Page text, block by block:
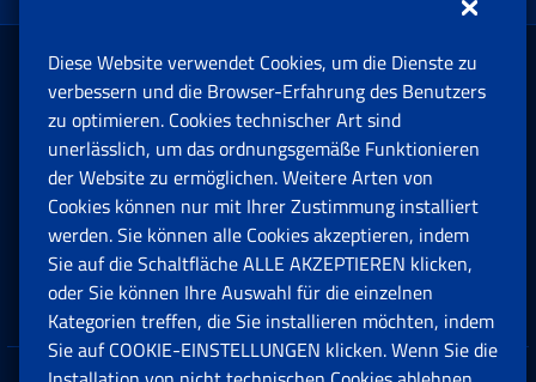
Rente und Sozialversicherung
Arbeit
Beihilfen, Subventionen und Entschädigungen
Unternehmen und Freiberufler
Diese Website verwendet Cookies, um die Dienste zu
verbessern und die Browser-Erfahrung des Benutzers
zu optimieren. Cookies technischer Art sind
unerlässlich, um das ordnungsgemäße Funktionieren
der Website zu ermöglichen. Weitere Arten von
Cookies können nur mit Ihrer Zustimmung installiert
werden. Sie können alle Cookies akzeptieren, indem
Sie auf die Schaltfläche ALLE AKZEPTIEREN klicken,
oder Sie können Ihre Auswahl für die einzelnen
Kategorien treffen, die Sie installieren möchten, indem
Sie auf COOKIE-EINSTELLUNGEN klicken. Wenn Sie die